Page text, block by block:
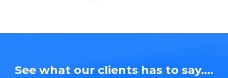
See what our clients has to say....